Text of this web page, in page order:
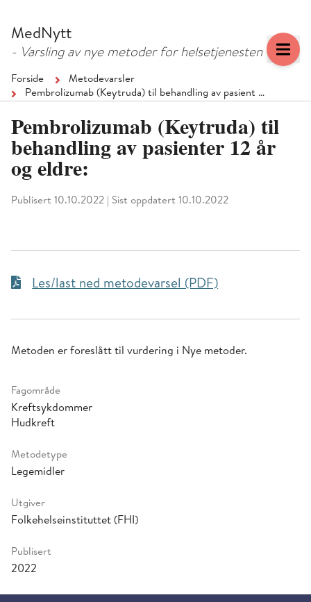
MedNytt
- Varsling av nye metoder for helsetjenesten
Forside
Metodevarsler
Pembrolizumab (Keytruda) til behandling av pasient …
Pembrolizumab (Keytruda) til
behandling av pasienter 12 år
og eldre:
Publisert 10.10.2022 Sist oppdatert 10.10.2022
Les/last ned metodevarsel (PDF)
Metoden er foreslått til vurdering i Nye metoder.
Fagområde
Kreftsykdommer
Hudkreft
Metodetype
Legemidler
Utgiver
Folkehelseinstituttet (FHI)
Publisert
2022